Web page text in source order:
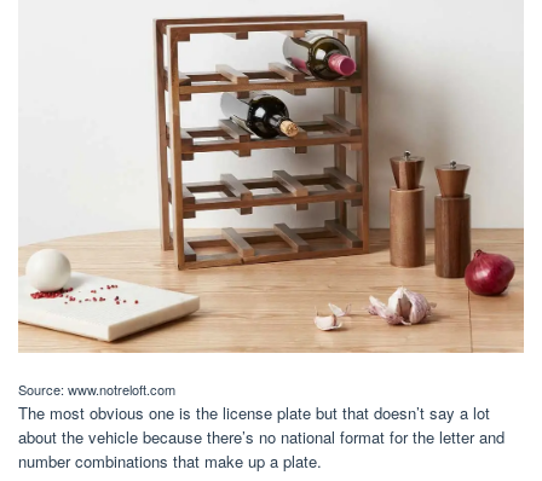
Source: www.notreloft.com
The most obvious one is the license plate but that doesn’t say a lot
about the vehicle because there’s no national format for the letter and
number combinations that make up a plate.